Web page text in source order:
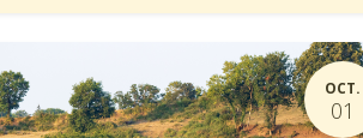
OCT.
01